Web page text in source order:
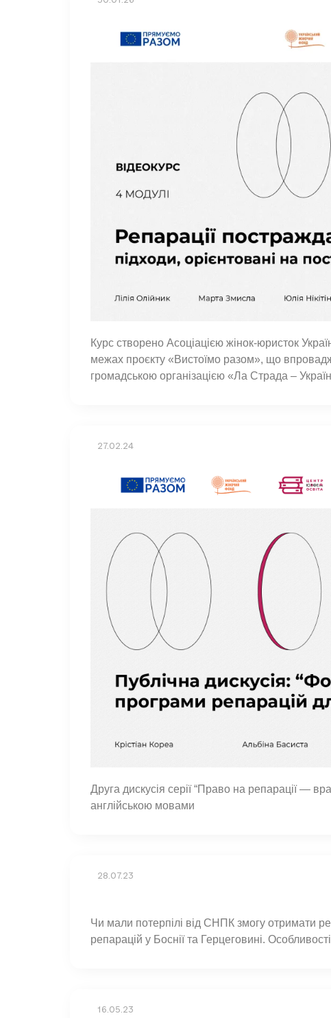
Курс створено Асоціацією жінок-юристок
межах проєкту «Вистоїмо разом», що
громадською організацією «Ла Страда –
27.02.24
Друга дискусія серії “Право на репарації —
англійською мовами
28.07.23
Чи мали потерпілі від СНПК змогу отримати
репарацій у Боснії та Герцеговині.
16.05.23